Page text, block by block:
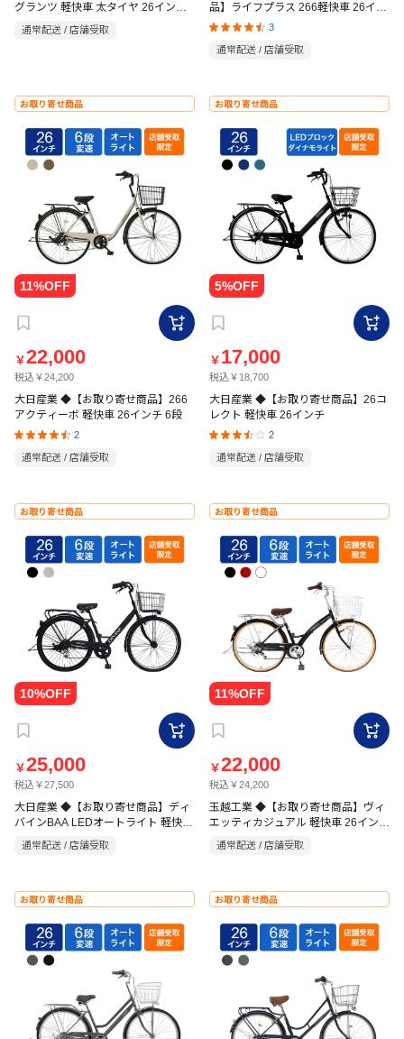
グランツ 軽快車 太タイヤ 26インチ
6段 グレー
通常配送 / 店舗受取
品】ライフプラス 266軽快車 26イン
チ 6段 HD
3
通常配送 / 店舗受取
お取り寄せ商品
￥22,000
税込￥24,200
大日産業 ◆【お取り寄せ商品】266
アクティーボ 軽快車 26インチ 6段
2
通常配送 / 店舗受取
お取り寄せ商品
￥ 17,000
税込￥18,700
大日産業 ◆【お取り寄せ商品】26コ
レクト 軽快車 26インチ
2
通常配送 / 店舗受取
お取り寄せ商品
￥25,000
税込￥27,500
大日産業 ◆【お取り寄せ商品】ディ
バインBAA LEDオートライト 軽快車
26インチ 6段
通常配送 / 店舗受取
お取り寄せ商品
￥22,000
税込￥24,200
玉越工業 ◆【お取り寄せ商品】ヴィ
エッティカジュアル 軽快車 26インチ
6段 オート
通常配送 / 店舗受取
お取り寄せ商品 お取り寄せ商品